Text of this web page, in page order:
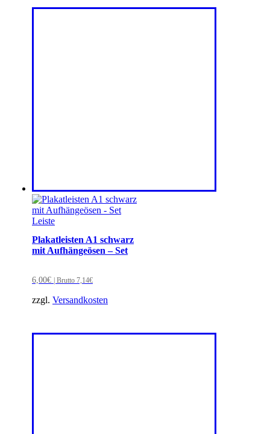
Plakatleisten A1 schwarz
mit Aufhängeösen – Set
6,00€ | Brutto 7,14€
zzgl. Versandkosten